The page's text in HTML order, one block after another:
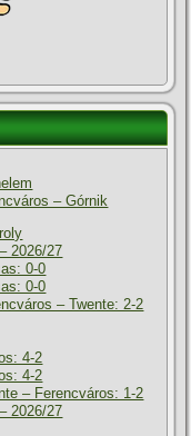
– Górnik
2026/27
0-0
0-0
– Twente: 2-2
4-2
4-2
– Ferencváros: 1-2
2026/27